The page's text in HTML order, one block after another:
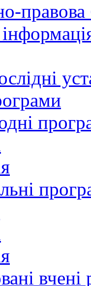
правова
вчені